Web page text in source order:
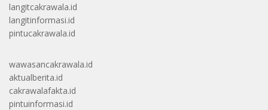
langitcakrawala.id
langitinformasi.id
pintucakrawala.id
wawasancakrawala.id
aktualberita.id
cakrawalafakta.id
pintuinformasi.id